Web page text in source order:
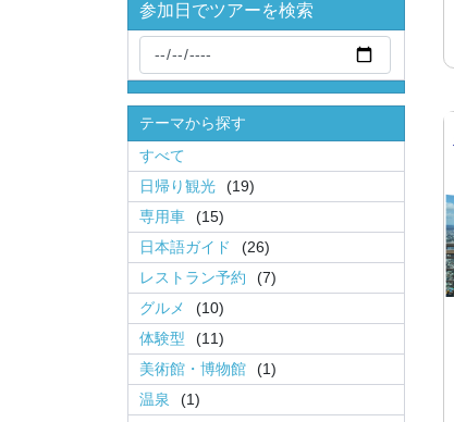
参加日でツアーを検索
テーマから探す
すべて
日帰り観光
(19)
専用車
(15)
日本語ガイド
(26)
レストラン予約
(7)
グルメ
(10)
体験型
(11)
美術館・博物館
(1)
温泉
(1)